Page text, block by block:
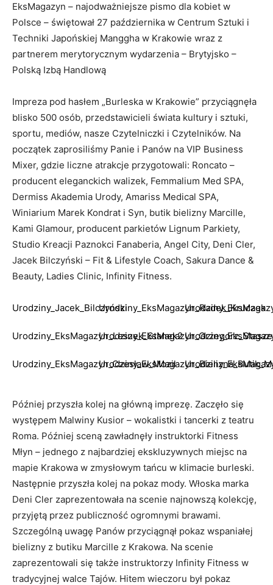
EksMagazyn – najodważniejsze pismo dla kobiet w
Polsce – świętował 27 października w Centrum Sztuki i
Techniki Japońskiej Manggha w Krakowie wraz z
partnerem merytorycznym wydarzenia – Brytyjsko –
Polską Izbą Handlową
Impreza pod hasłem „Burleska w Krakowie” przyciągnęła
blisko 500 osób, przedstawicieli świata kultury i sztuki,
sportu, mediów, nasze Czytelniczki i Czytelników. Na
początek zaprosiliśmy Panie i Panów na VIP Business
Mixer, gdzie liczne atrakcje przygotowali: Roncato –
producent eleganckich walizek, Femmalium Med SPA,
Dermiss Akademia Urody, Amariss Medical SPA,
Winiarium Marek Kondrat i Syn, butik bielizny Marcille,
Kami Glamour, producent parkietów Lignum Parkiety,
Studio Kreacji Paznokci Fanaberia, Angel City, Deni Cler,
Jacek Bilczyński – Fit & Lifestyle Coach, Sakura Dance &
Beauty, Ladies Clinic, Infinity Fitness.
Urodziny_Jacek_BilczyńskiUrodziny_EksMagazyn_Radek_Kruczek
Urodziny_EksMagazyn_Leszek_Stanek2
Urodziny_EksMagazyn_Czesław_Mozil
Później przyszła kolej na główną imprezę. Zaczęło się
występem Malwiny Kusior – wokalistki i tancerki z teatru
Roma. Później sceną zawładnęły instruktorki Fitness
Młyn – jednego z najbardziej ekskluzywnych miejsc na
mapie Krakowa w zmysłowym tańcu w klimacie burleski.
Następnie przyszła kolej na pokaz mody. Włoska marka
Deni Cler zaprezentowała na scenie najnowszą kolekcję,
przyjętą przez publiczność ogromnymi brawami.
Szczególną uwagę Panów przyciągnął pokaz wspaniałej
bielizny z butiku Marcille z Krakowa. Na scenie
zaprezentowali się także instruktorzy Infinity Fitness w
tradycyjnej walce Tajów. Hitem wieczoru był pokaz